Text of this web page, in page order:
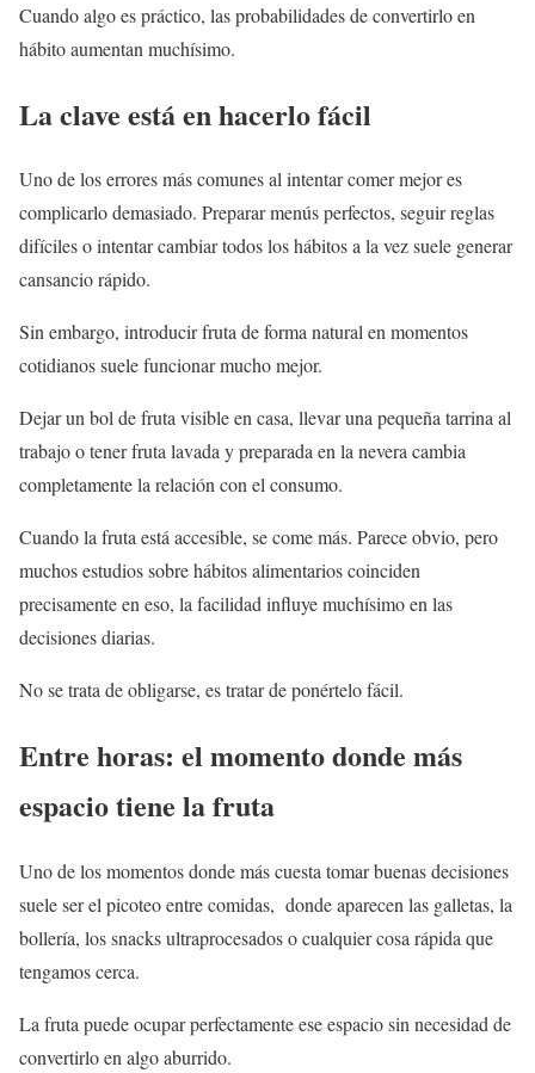
Cuando algo es práctico, las probabilidades de convertirlo en
hábito aumentan muchísimo.
La clave está en hacerlo fácil
Uno de los errores más comunes al intentar comer mejor es
complicarlo demasiado. Preparar menús perfectos, seguir reglas
difíciles o intentar cambiar todos los hábitos a la vez suele generar
cansancio rápido.
Sin embargo, introducir fruta de forma natural en momentos
cotidianos suele funcionar mucho mejor.
Dejar un bol de fruta visible en casa, llevar una pequeña tarrina al
trabajo o tener fruta lavada y preparada en la nevera cambia
completamente la relación con el consumo.
Cuando la fruta está accesible, se come más. Parece obvio, pero
muchos estudios sobre hábitos alimentarios coinciden
precisamente en eso, la facilidad influye muchísimo en las
decisiones diarias.
No se trata de obligarse, es tratar de ponértelo fácil.
Entre horas: el momento donde más
espacio tiene la fruta
Uno de los momentos donde más cuesta tomar buenas decisiones
suele ser el picoteo entre comidas, donde aparecen las galletas, la
bollería, los snacks ultraprocesados o cualquier cosa rápida que
tengamos cerca.
La fruta puede ocupar perfectamente ese espacio sin necesidad de
convertirlo en algo aburrido.